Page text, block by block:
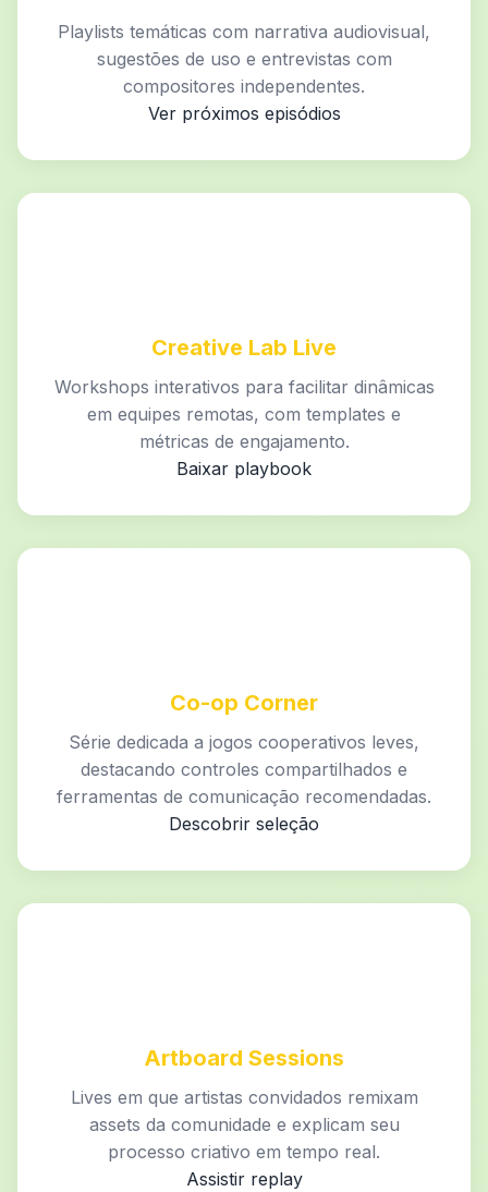
Playlists temáticas com narrativa audiovisual,
sugestões de uso e entrevistas com
compositores independentes.
Ver próximos episódios
Creative Lab Live
Workshops interativos para facilitar dinâmicas
em equipes remotas, com templates e
métricas de engajamento.
Baixar playbook
Co-op Corner
Série dedicada a jogos cooperativos leves,
destacando controles compartilhados e
ferramentas de comunicação recomendadas.
Descobrir seleção
Artboard Sessions
Lives em que artistas convidados remixam
assets da comunidade e explicam seu
processo criativo em tempo real.
Assistir replay